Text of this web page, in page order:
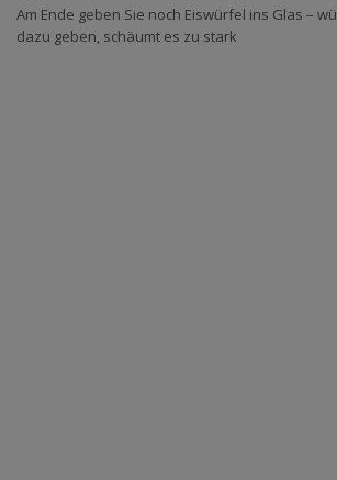
Am Ende geben Sie noch Eiswürfel ins Glas –
dazu geben, schäumt es zu stark